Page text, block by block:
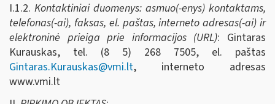
I.1.2. Kontaktiniai duomenys: asmuo(-enys) kontaktams,
telefonas(-ai), faksas, el. paštas, interneto adresas(-ai) ir
elektroninė prieiga prie informacijos (URL): Gintaras
Kurauskas, tel. (8 5) 268 7505, el. paštas
Gintaras.Kurauskas@vmi.lt, interneto adresas
www.vmi.lt